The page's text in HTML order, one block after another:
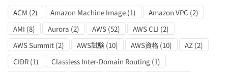
ACM (2) Amazon Machine Image (1) Amazon VPC (2)
AMI (8) Aurora (2) AWS (52) AWS CLI (2)
AWS Summit (2) AWS試験 (10) AWS資格 (10) AZ (2)
CIDR (1) Classless Inter-Domain Routing (1)